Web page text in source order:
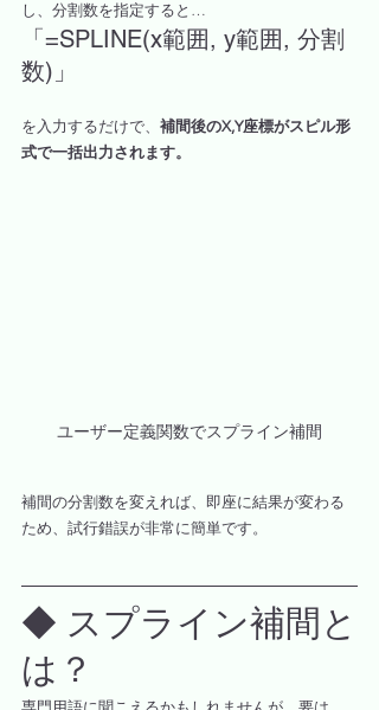
し、分割数を指定すると…
「=SPLINE(x範囲, y範囲, 分割
数)」
を入力するだけで、 補間後のX,Y座標がスピル形
式で一括出力されます。
ユーザー定義関数でスプライン補間
補間の分割数を変えれば、即座に結果が変わる
ため、試行錯誤が非常に簡単です。
◆ スプライン補間と
は？